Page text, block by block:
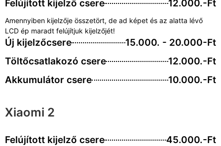
Felújított kijelző csere 12.000.-Ft
Amennyiben kijelzője összetört, de ad képet és az alatta lévő
LCD ép maradt felújítjuk kijelzőjét!
Új kijelzőcsere
15.000. - 20.000-Ft
Töltőcsatlakozó csere
12.000.-Ft
Akkumulátor csere
10.000.-Ft
Xiaomi 2
Felújított kijelző csere 45.000.-Ft